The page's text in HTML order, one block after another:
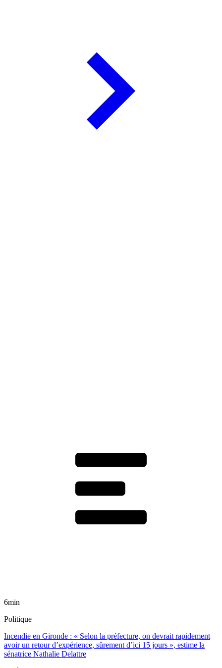
6min
Politique
Incendie en Gironde : « Selon la préfecture, on devrait rapidement
avoir un retour d’expérience, sûrement d’ici 15 jours », estime la
sénatrice Nathalie Delattre